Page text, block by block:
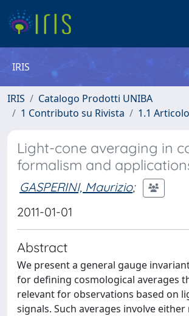
IRIS
IRIS
Catalogo Prodotti UNIBA
1 Contributo su Rivista
1.1
Light-cone averaging in
formalism and
GASPERINI, Maurizio;
2011-01-01
Abstract
We present a general gauge
for defining cosmological averages
relevant for observations based on
signals. Such averages involve either